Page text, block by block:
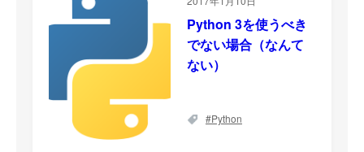
Python 3を使うべき
でない場合（なんて
ない）
Python